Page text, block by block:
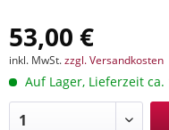
53,00 €
inkl. MwSt.zzgl. Versandkosten
Auf Lager, Lieferzeit